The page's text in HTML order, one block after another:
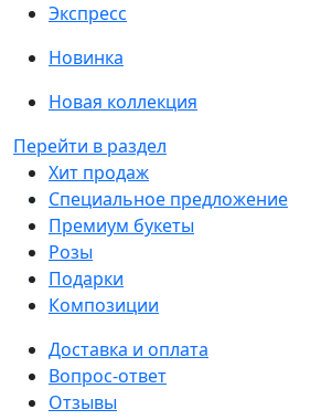
Экспресс
Новинка
Новая коллекция
Перейти в раздел
Хит продаж
Специальное предложение
Премиум букеты
Розы
Подарки
Композиции
Доставка и оплата
Вопрос-ответ
Отзывы